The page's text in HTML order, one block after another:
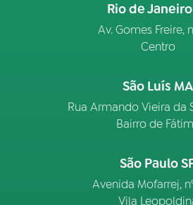
Rio de Janeiro
Av. Gomes Freire,
Centro
São Luís MA
Rua Armando Vieira da
Bairro de
São Paulo
Avenida Mofarrej,
Vila